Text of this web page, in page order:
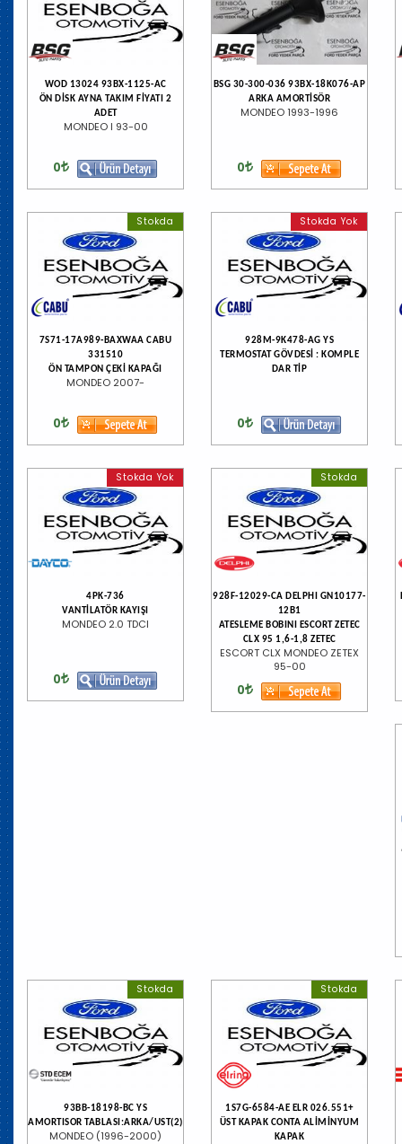
WOD 13024 93BX-1125-AC
ÖN DİSK AYNA TAKIM FİYATI 2
ADET
MONDEO I 93-00
0
BSG 30-300-036 93BX-18K076-AP
ARKA AMORTİSÖR
MONDEO 1993-1996
0
Stokda
7S71-17A989-BAXWAA CABU
331510
ÖN TAMPON ÇEKİ KAPAĞI
MONDEO 2007-
0
Stokda Yok
928M-9K478-AG YS
TERMOSTAT GÖVDESİ : KOMPLE
DAR TİP
0
Stokda Yok
4PK-736
VANTİLATÖR KAYIŞI
MONDEO 2.0 TDCI
0
Stokda
928F-12029-CA DELPHI GN10177-
12B1
ATESLEME BOBINI ESCORT ZETEC
CLX 95 1,6-1,8 ZETEC
ESCORT CLX MONDEO ZETEX
95-00
0
Stokda
93BB-18198-BC YS
AMORTISOR TABLASI:ARKA/UST(2)
MONDEO (1996-2000)
Stokda
1S7G-6584-AE ELR 026.551+
ÜST KAPAK CONTA ALİMİNYUM
KAPAK